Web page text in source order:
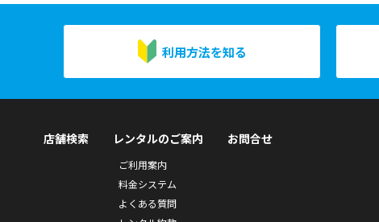
利用方法を知る
店舗検索 レンタルのご案内
ご利用案内
料金システム
よくある質問
お問合せ